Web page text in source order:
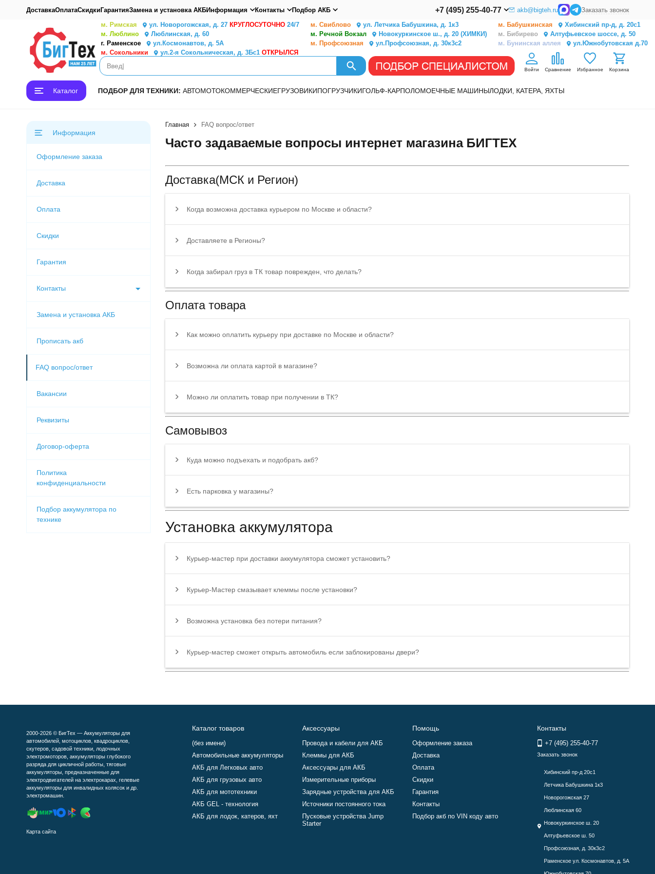
ДоставкаОплатаСкидкиГарантияЗамена и установка АКБИнформация Контакты Подбор АКБ +7 (495) 255-40-77 akb@bigteh.ru Заказать звонок
м. Римская ул. Новорогожская, д. 27 КРУГЛОСУТОЧНО24/7 м. Свиблово ул. Летчика Бабушкина, д. 1к3 м. Бабушкинская
Хибинский пр-д, д. 20с1
м. Люблино
Люблинская, д. 60 м. Речной Вокзал Новокуркинское ш., д. 20 (ХИМКИ) м. Бибирево
Алтуфьевское шоссе, д. 50
г. Раменское
ул.Космонавтов, д. 5А м. Профсоюзная ул.Профсоюзная, д. 30к3с2 м. Бунинская аллея
ул.Южнобутовская д.70
м. Сокольники
ул.2-я Сокольническая, д. 3Бс1 ОТКРЫЛСЯ
Войти Сравнение Избранное Корзина
Каталог ПОДБОР ДЛЯ ТЕХНИКИ: АВТОМОТОКОММЕРЧЕСКИЕГРУЗОВИКИПОГРУЗЧИКИГОЛЬФ-КАРПОЛОМОЕЧНЫЕ МАШИНЫЛОДКИ, КАТЕРА, ЯХТЫ
Главная FAQ вопрос/ответ
Часто задаваемые вопросы интернет магазина БИГТЕХ
Доставка(МСК и Регион)
Когда возможна доставка курьером по Москве и области?
Доставляете в Регионы?
Когда забирал груз в ТК товар поврежден, что делать?
Оплата товара
Как можно оплатить курьеру при доставке по Москве и области?
Возможна ли оплата картой в магазине?
Можно ли оплатить товар при получении в ТК?
Самовывоз
Куда можно подъехать и подобрать акб?
Есть парковка у магазины?
Установка аккумулятора
Курьер-мастер при доставки аккумулятора сможет установить?
Курьер-Мастер смазывает клеммы после установки?
Возможна установка без потери питания?
Курьер-мастер сможет открыть автомобиль если заблокированы двери?
Информация
Оформление заказа
Доставка
Оплата
Скидки
Гарантия
Контакты
Замена и установка АКБ
Прописать акб
FAQ вопрос/ответ
Вакансии
Реквизиты
Договор-оферта
Политика
конфиденциальности
Подбор аккумулятора по
технике
2000-2026 © БигТех — Аккумуляторы для
автомобилей, мотоциклов, квадроциклов,
скутеров, садовой техники, лодочных
электромоторов, аккумуляторы глубокого
разряда для цикличной работы, тяговые
аккумуляторы, предназначенные для
электродвигателей на электрокарах, гелевые
аккумуляторы для инвалидных колясок и др.
электромашин.
Карта сайта
Каталог товаров
(без имени)
Автомобильные аккумуляторы
АКБ для Легковых авто
АКБ для грузовых авто
АКБ для мототехники
АКБ GEL - технология
АКБ для лодок, катеров, яхт
Аксессуары
Провода и кабели для АКБ
Клеммы для АКБ
Аксессуары для АКБ
Измерительные приборы
Зарядные устройства для АКБ
Источники постоянного тока
Пусковые устройства Jump
Starter
Помощь
Оформление заказа
Доставка
Оплата
Скидки
Гарантия
Контакты
Подбор акб по VIN коду авто
Контакты
+7 (495) 255-40-77
Заказать звонок
Хибинский пр-д 20с1
Летчика Бабушкина 1к3
Новорогожская 27
Люблинская 60
Новокуркинское ш. 20
Алтуфьевское ш. 50
Профсоюзная, д. 30к3с2
Раменское ул. Космонавтов, д. 5А